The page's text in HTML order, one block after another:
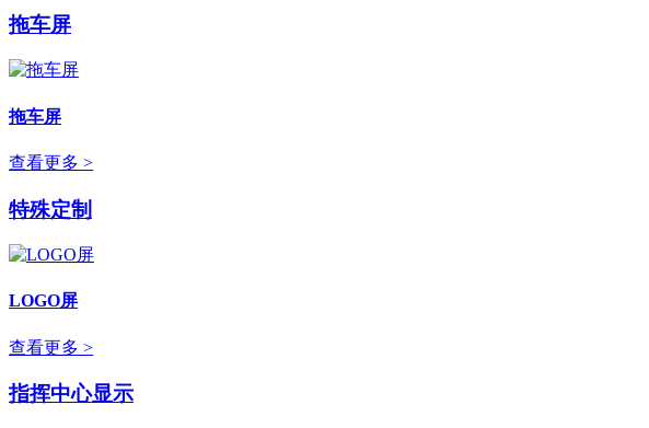
拖车屏
拖车屏
查看更多 >
特殊定制
LOGO屏
查看更多 >
指挥中心显示